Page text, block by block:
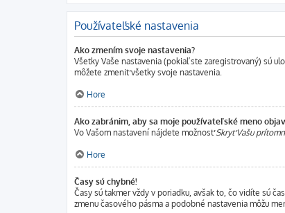
Používateľské nastavenia
Ako zmením svoje nastavenia?
Všetky Vaše nastavenia (pokiaľ ste zaregistrovaný) sú
môžete zmeniť všetky svoje nastavenia.
Hore
Ako zabránim, aby sa moje používateľské meno
Vo Vašom nastavení nájdete možnosťSkryť Vašu
Hore
Časy sú chybné!
Časy sú takmer vždy v poriadku, avšak to, čo vidíte sú
zmenu časového pásma a podobné nastavenia môžu